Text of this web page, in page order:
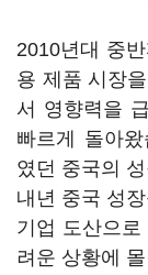
2010년대 중
용 제품 시장
서 영향력을
빠르게 돌아
였던 중국의
내년 중국 성
기업 도산으로
려운 상황에